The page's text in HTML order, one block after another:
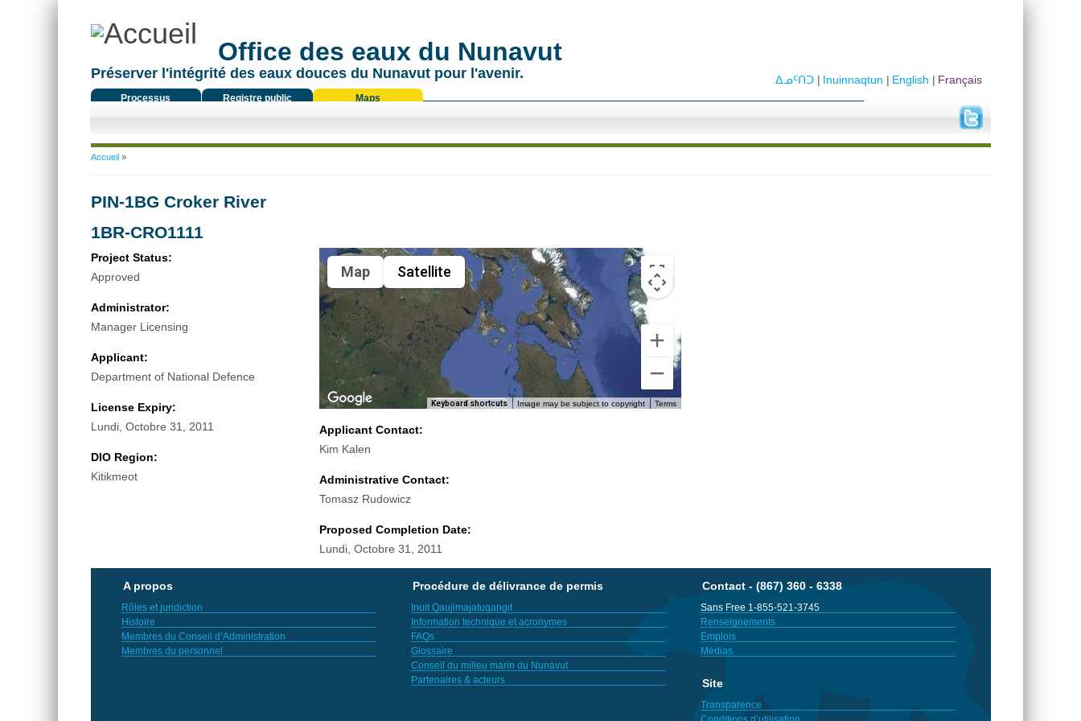
Office des eaux du Nunavut
Préserver l'intégrité des eaux douces du Nunavut pour l'avenir.
Processus
Registre public Maps
Français
English
Inuinnaqtun
ᐃᓄᑦᑎᑐ
Vous êtes ici
Accueil»
PIN-1BG Croker River
1BR-CRO1111
Project Status:
Approved
Administrator:
Manager Licensing
Applicant:
Department of National Defence
License Expiry:
Lundi, Octobre 31, 2011
DIO Region:
Kitikmeot
Map Satellite
Keyboard shortcuts Image may be subject to copyright Terms
Applicant Contact:
Kim Kalen
Administrative Contact:
Tomasz Rudowicz
Proposed Completion Date:
Lundi, Octobre 31, 2011
A propos
Rôles et juridiction
Histoire
Membres du Conseil d’Administration
Membres du personnel
Procédure de délivrance de permis
Inuit Qaujimajatuqangit
Information technique et acronymes
FAQs
Glossaire
Conseil du milieu marin du Nunavut
Partenaires & acteurs
Contact - (867) 360 - 6338
Sans Free 1-855-521-3745
Renseignements
Emplois
Médias
Site
Transparence